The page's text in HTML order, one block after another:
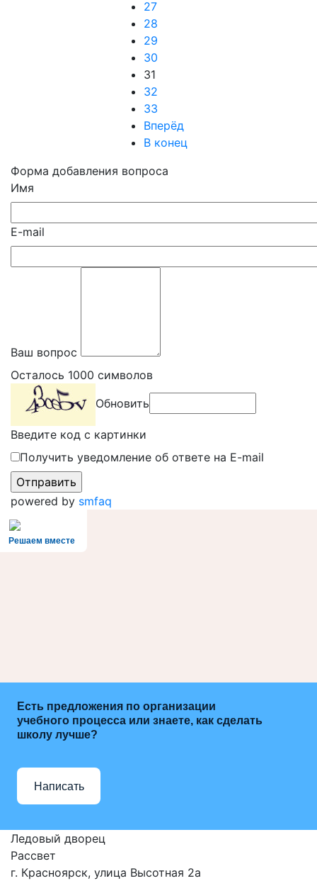
27
28
29
30
31
32
33
Вперёд
В конец
Форма добавления вопроса
Имя
E-mail
Ваш вопрос
Осталось 1000 символов
Обновить
Введите код с картинки
Получить уведомление об ответе на E-mail
powered by smfaq
Решаем вместе
Есть предложения по организации
учебного процесса или знаете, как сделать
школу лучше?
Написать
Ледовый дворец
Рассвет
г. Красноярск, улица Высотная 2a